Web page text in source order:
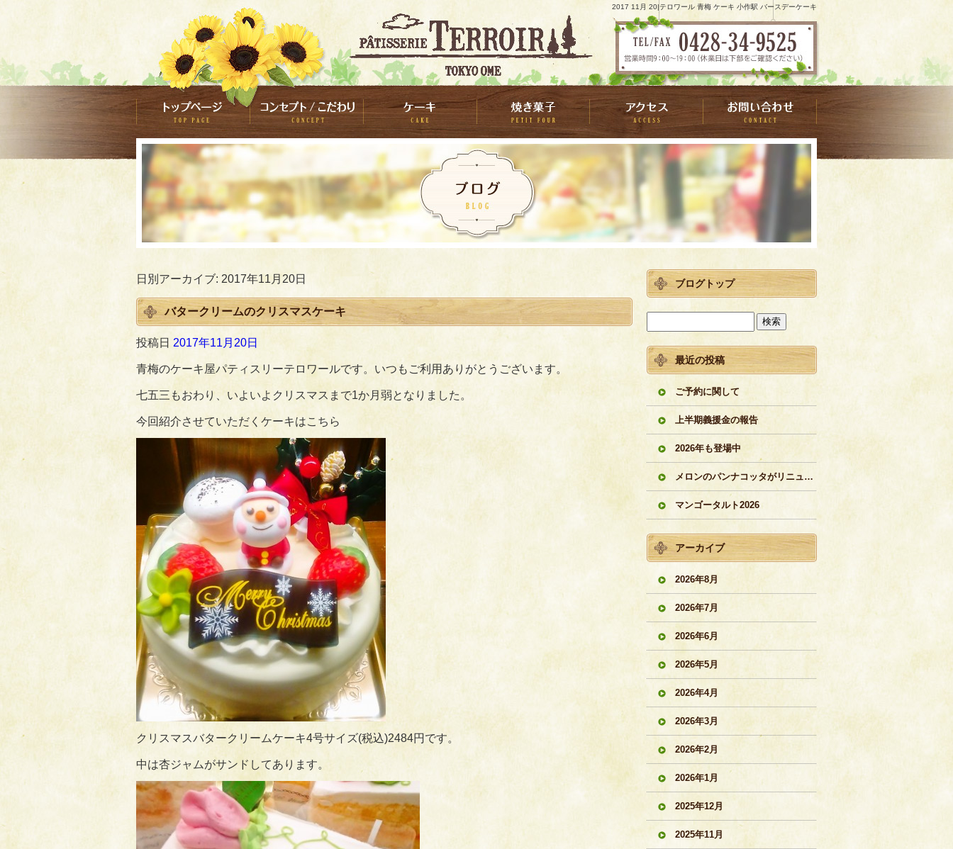
2017 11月 20|テロワール 青梅 ケーキ 小作駅 バースデーケーキ
日別アーカイブ: 2017年11月20日
バタークリームのクリスマスケーキ
投稿日 2017年11月20日
青梅のケーキ屋パティスリーテロワールです。いつもご利用ありがとうございます。
七五三もおわり、いよいよクリスマスまで1か月弱となりました。
今回紹介させていただくケーキはこちら
クリスマスバタークリームケーキ4号サイズ(税込)2484円です。
中は杏ジャムがサンドしてあります。
ブログトップ
最近の投稿
ご予約に関して
上半期義援金の報告
2026年も登場中
メロンのパンナコッタがリニューアル
マンゴータルト2026
アーカイブ
2026年8月
2026年7月
2026年6月
2026年5月
2026年4月
2026年3月
2026年2月
2026年1月
2025年12月
2025年11月